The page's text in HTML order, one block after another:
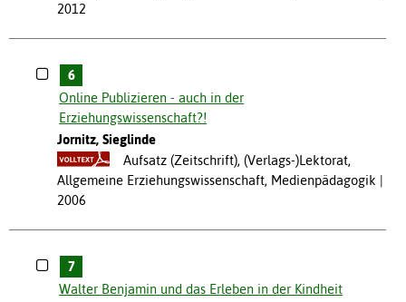
2012
6
Online Publizieren - auch in der
Erziehungswissenschaft?!
Jornitz, Sieglinde
Aufsatz (Zeitschrift), (Verlags-)Lektorat,
Allgemeine Erziehungswissenschaft, Medienpädagogik
2006
7
Walter Benjamin und das Erleben in der Kindheit